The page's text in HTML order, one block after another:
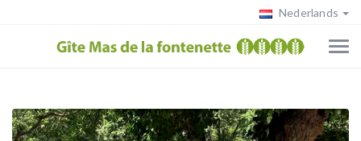
Nederlands